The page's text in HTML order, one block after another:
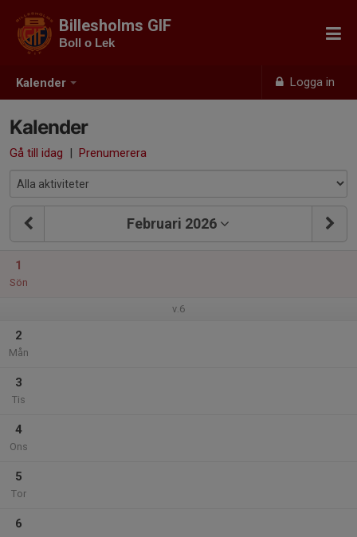
Kalender Logga in
Billesholms GIF
Boll o Lek
Kalender
Gå till idag | Prenumerera
Februari 2026
1
Sön
v.6
2
Mån
3
Tis
4
Ons
5
Tor
6